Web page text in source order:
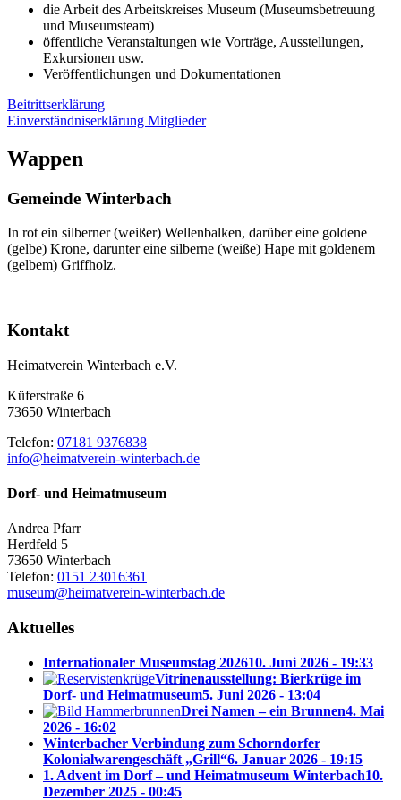
die Arbeit des Arbeitskreises Museum (Museumsbetreuung
und Museumsteam)
öffentliche Veranstaltungen wie Vorträge, Ausstellungen,
Exkursionen usw.
Veröffentlichungen und Dokumentationen
Beitrittserklärung
Einverständniserklärung Mitglieder
Wappen
Gemeinde Winterbach
In rot ein silberner (weißer) Wellenbalken, darüber eine goldene
(gelbe) Krone, darunter eine silberne (weiße) Hape mit goldenem
(gelbem) Griffholz.
Kontakt
Heimatverein Winterbach e.V.
Küferstraße 6
73650 Winterbach
Telefon: 07181 9376838
info@heimatverein-winterbach.de
Dorf- und Heimatmuseum
Andrea Pfarr
Herdfeld 5
73650 Winterbach
Telefon: 0151 23016361
museum@heimatverein-winterbach.de
Aktuelles
Internationaler Museumstag 202610. Juni 2026 - 19:33
Vitrinenausstellung: Bierkrüge im
Dorf- und Heimatmuseum5. Juni 2026 - 13:04
Drei Namen – ein Brunnen4. Mai
2026 - 16:02
Winterbacher Verbindung zum Schorndorfer
Kolonialwarengeschäft „Grill“6. Januar 2026 - 19:15
1. Advent im Dorf – und Heimatmuseum Winterbach10.
Dezember 2025 - 00:45